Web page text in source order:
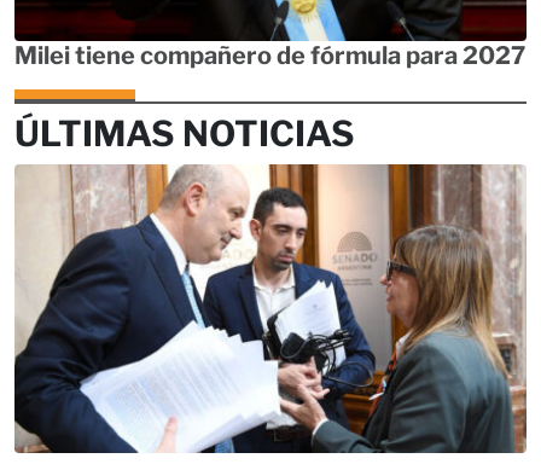
Milei tiene compañero de fórmula para 2027
ÚLTIMAS NOTICIAS